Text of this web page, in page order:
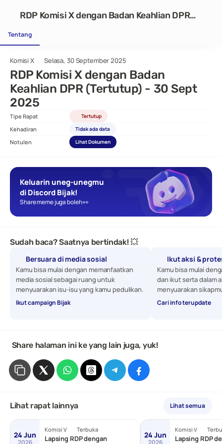
Komisi X Selasa, 30 September 2025
RDP Komisi X dengan Badan
Keahlian DPR (Tertutup) - 30 Sept
2025
Tipe Rapat Tertutup
Kehadiran Tidak ada data
Notulen Lihat Dokumen
Keluarin uneg-unegmu
di Discord Bijak!
Share meme juga boleh 👀
Sudah baca? Saatnya bertindak! 💥
Bersuara di media sosial
Kamu bisa mulai dengan memanfaatkan
media sosial sebagai ruang untuk
menyuarakan isu-isu yang kamu pedulikan.
Ikut campaign Bijak
Ikut aksi &
Kamu bisa mulai
dan ikut serta dalam
menyuarakan
Cari info terupdate
Share halaman ini ke yang lain juga, yuk!
Lihat rapat lainnya Lihat semua
24 Jun
2026
Komisi V Terbuka
Lapsing RDP dengan
24 Jun
2026
Komisi V
Lapsing RDP
RDP Komisi X dengan Badan Keahlian DPR
Tentang